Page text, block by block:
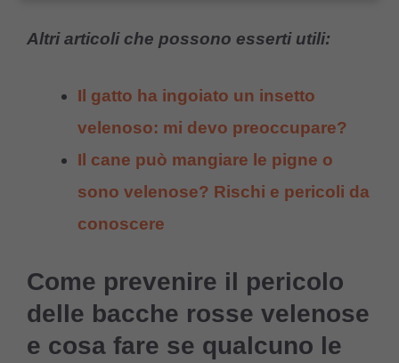
Altri articoli che possono esserti utili:
Il gatto ha ingoiato un insetto
velenoso: mi devo preoccupare?
Il cane può mangiare le pigne o
sono velenose? Rischi e pericoli da
conoscere
Come prevenire il pericolo
delle bacche rosse velenose
e cosa fare se qualcuno le